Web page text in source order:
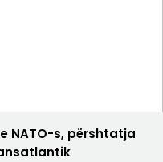
NATO-s, përshtatja